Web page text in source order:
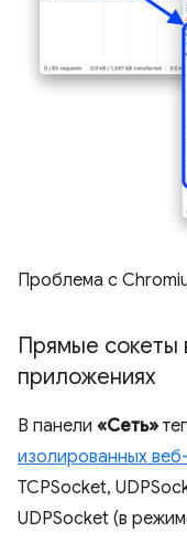
Проблема с
Прямые сокеты
приложениях
В панели «Сеть»
изолированных
TCPSocket,
UDPSocket (в